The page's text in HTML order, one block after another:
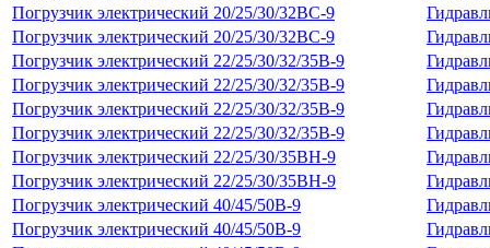
Погрузчик электрический 20/25/30/32BC-9
Погрузчик электрический 20/25/30/32BC-9
Погрузчик электрический 22/25/30/32/35B-9
Погрузчик электрический 22/25/30/32/35B-9
Погрузчик электрический 22/25/30/32/35B-9
Погрузчик электрический 22/25/30/32/35B-9
Погрузчик электрический 22/25/30/35BH-9
Погрузчик электрический 22/25/30/35BH-9
Погрузчик электрический 40/45/50B-9
Погрузчик электрический 40/45/50B-9